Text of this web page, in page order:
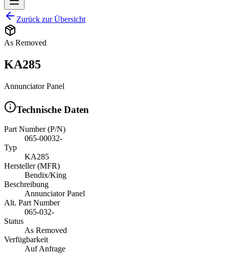
Zurück zur Übersicht
As Removed
KA285
Annunciator Panel
Technische Daten
Part Number (P/N)
065-00032-
Typ
KA285
Hersteller (MFR)
Bendix/King
Beschreibung
Annunciator Panel
Alt. Part Number
065-032-
Status
As Removed
Verfügbarkeit
Auf Anfrage